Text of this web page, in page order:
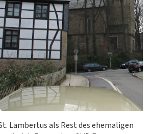
Lambertus als Rest des ehemaligen